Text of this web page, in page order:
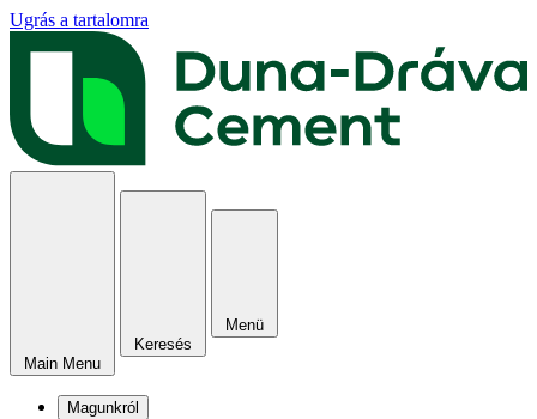
Ugrás a tartalomra
Main Menu
Keresés
Menü
Magunkról